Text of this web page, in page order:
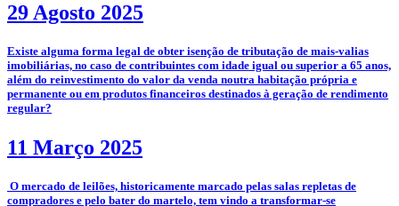
29 Agosto 2025
­Existe alguma forma legal de obter isenção de tributação de mais-valias
imobiliárias, no caso de contribuintes com idade igual ou superior a 65 anos,
além do reinvestimento do valor da venda noutra habitação própria e
permanente ou em produtos financeiros destinados à geração de rendimento
regular?
11 Março 2025
­­­­ O mercado de leilões, historicamente marcado pelas salas repletas de
compradores e pelo bater do martelo, tem vindo a transformar-se